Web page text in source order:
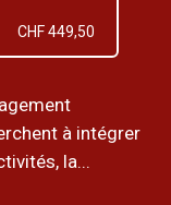
CHF 449,50
à intégrer
la...